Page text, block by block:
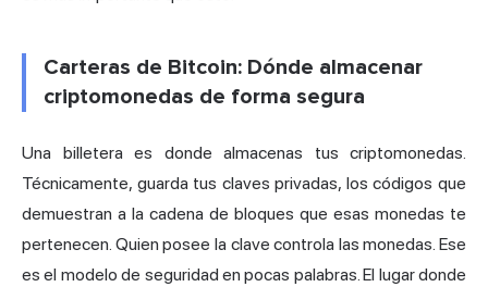
Carteras de Bitcoin: Dónde almacenar
criptomonedas de forma segura
Una billetera es donde almacenas tus criptomonedas.
Técnicamente, guarda tus claves privadas, los códigos que
demuestran a la cadena de bloques que esas monedas te
pertenecen. Quien posee la clave controla las monedas. Ese
es el modelo de seguridad en pocas palabras. El lugar donde